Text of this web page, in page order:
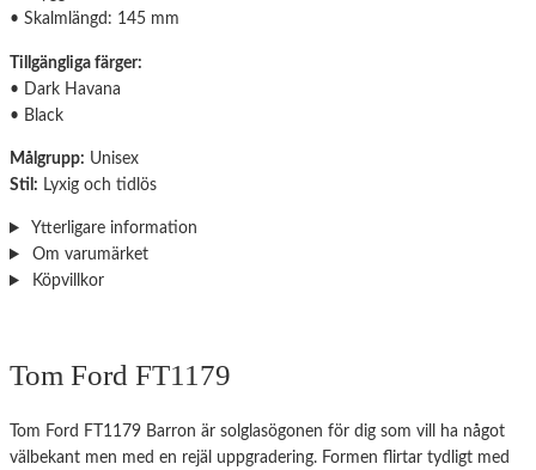
• Skalmlängd: 145 mm
Tillgängliga färger:
• Dark Havana
• Black
Målgrupp: Unisex
Stil: Lyxig och tidlös
Ytterligare information
Om varumärket
Köpvillkor
Tom Ford FT1179
Tom Ford FT1179 Barron är solglasögonen för dig som vill ha något
välbekant men med en rejäl uppgradering. Formen flirtar tydligt med